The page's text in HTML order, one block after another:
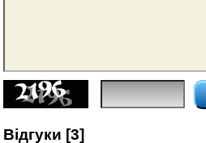
Відгуки [3]